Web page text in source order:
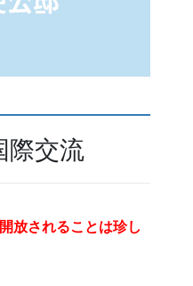
際交流
放されることは珍し